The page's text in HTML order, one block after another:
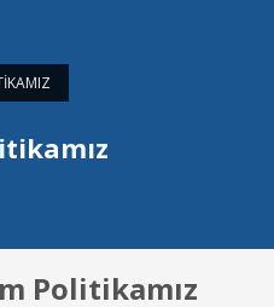
Politikamız